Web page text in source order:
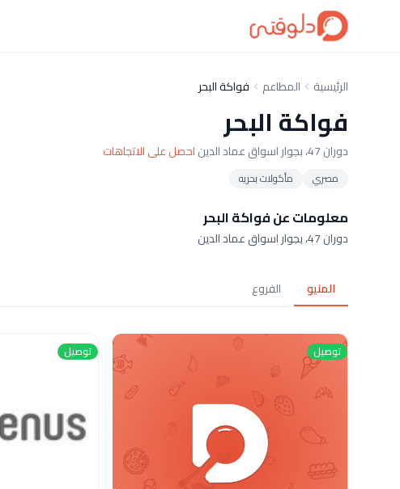
الرئيسية المطاعم فواكة البحر
فواكة البحر
دوران 47، بجوار اسواق عماد الدين احصل على الاتجاهات
مصري مأكولات بحريه
معلومات عن فواكة البحر
دوران 47، بجوار اسواق عماد الدين
المنيو الفروع
توصيل توصيل